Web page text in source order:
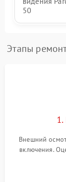
50
Этапы
1.
Внешний
включения.
проверка
прицельной